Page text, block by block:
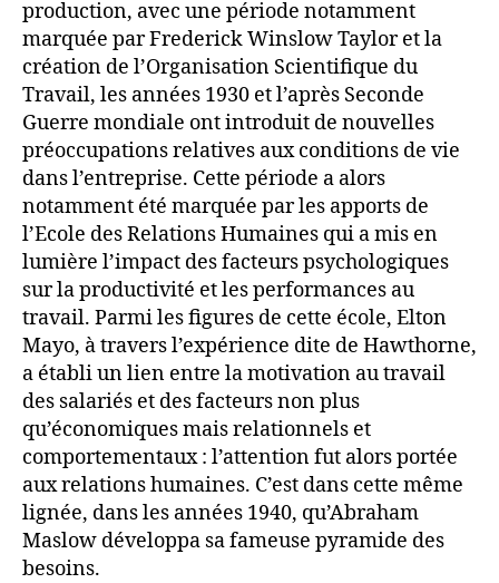
production, avec une période notamment
marquée par Frederick Winslow Taylor et la
création de l’Organisation Scientifique du
Travail, les années 1930 et l’après Seconde
Guerre mondiale ont introduit de nouvelles
préoccupations relatives aux conditions de vie
dans l’entreprise. Cette période a alors
notamment été marquée par les apports de
l’Ecole des Relations Humaines qui a mis en
lumière l’impact des facteurs psychologiques
sur la productivité et les performances au
travail. Parmi les figures de cette école, Elton
Mayo, à travers l’expérience dite de Hawthorne,
a établi un lien entre la motivation au travail
des salariés et des facteurs non plus
qu’économiques mais relationnels et
comportementaux : l’attention fut alors portée
aux relations humaines. C’est dans cette même
lignée, dans les années 1940, qu’Abraham
Maslow développa sa fameuse pyramide des
besoins.